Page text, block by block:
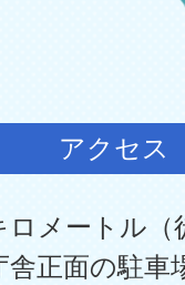
アクセス
ロメートル
正面の駐車